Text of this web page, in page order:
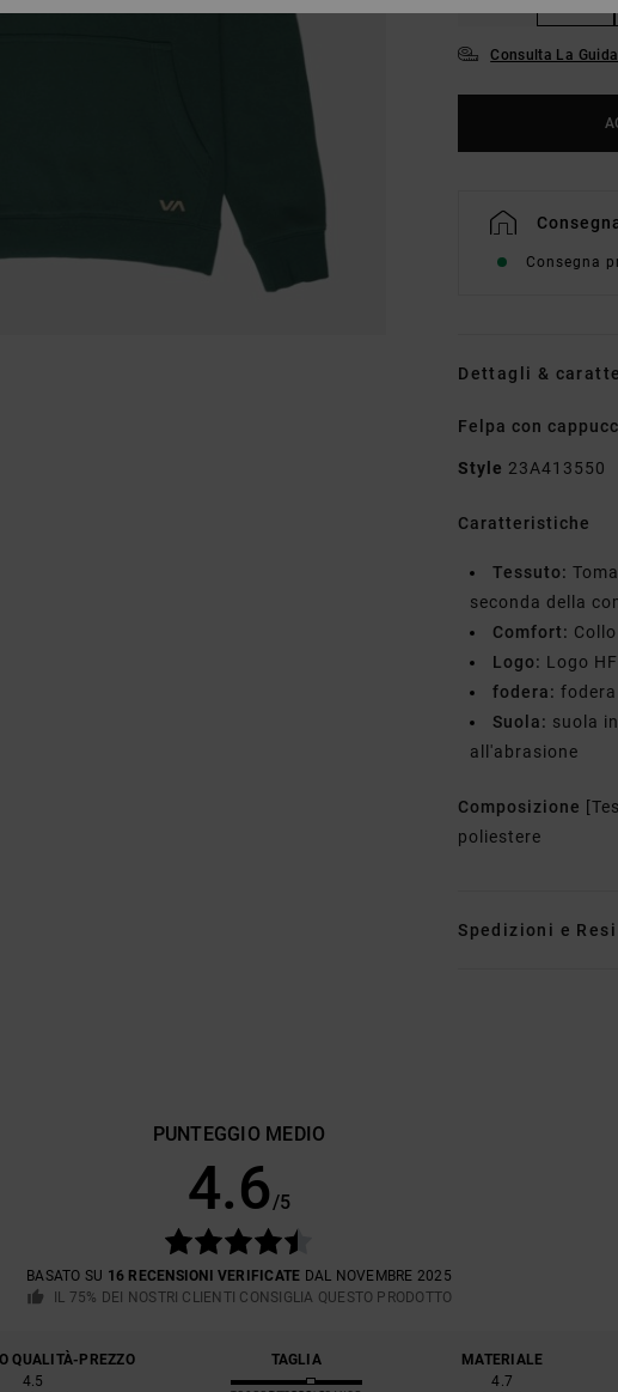
Consulta La
Consegna
Dettagli &
Felpa con
Style 23A413550
Caratteristiche
Tessuto:
seconda della
Comfort:
Logo: Logo
fodera:
Suola: suola
all'abrasione
Composizione
poliestere
Spedizioni e Resi
PUNTEGGIO MEDIO
4.6/5
BASATO SU 16 RECENSIONI VERIFICATE DAL NOVEMBRE 2025
IL 75% DEI NOSTRI CLIENTI CONSIGLIA QUESTO PRODOTTO
QUALITÀ-PREZZO
4.5
TAGLIA
MATERIALE
4.7